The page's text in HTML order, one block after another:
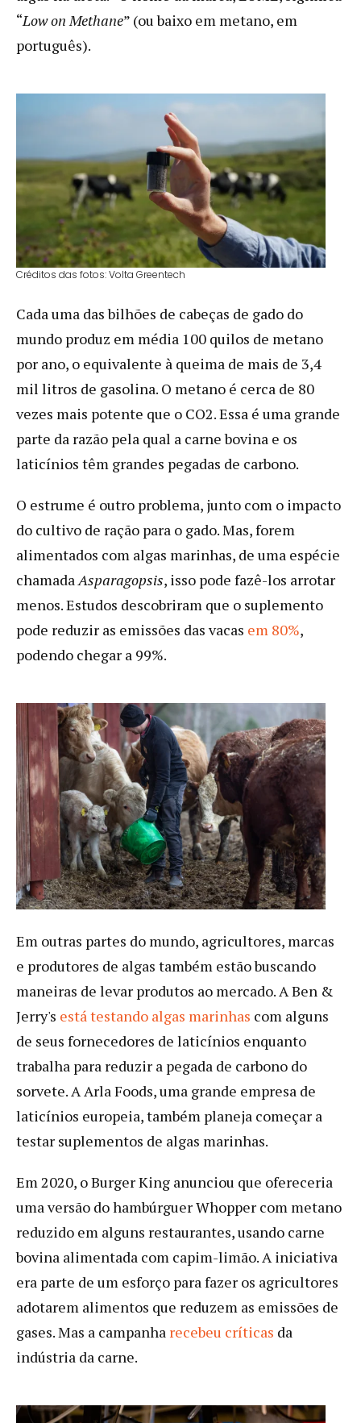
“Low on Methane” (ou baixo em metano, em
português).
Créditos das fotos: Volta Greentech
Cada uma das bilhões de cabeças de gado do
mundo produz em média 100 quilos de metano
por ano, o equivalente à queima de mais de 3,4
mil litros de gasolina. O metano é cerca de 80
vezes mais potente que o CO2. Essa é uma grande
parte da razão pela qual a carne bovina e os
laticínios têm grandes pegadas de carbono.
O estrume é outro problema, junto com o impacto
do cultivo de ração para o gado. Mas, forem
alimentados com algas marinhas, de uma espécie
chamadaAsparagopsis, isso pode fazê-los arrotar
menos. Estudos descobriram que o suplemento
pode reduzir as emissões das vacas em 80%,
podendo chegar a 99%.
Em outras partes do mundo, agricultores, marcas
e produtores de algas também estão buscando
maneiras de levar produtos ao mercado. A Ben &
Jerry's está testando algas marinhas com alguns
de seus fornecedores de laticínios enquanto
trabalha para reduzir a pegada de carbono do
sorvete. A Arla Foods, uma grande empresa de
laticínios europeia, também planeja começar a
testar suplementos de algas marinhas.
Em 2020, o Burger King anunciou que ofereceria
uma versão do hambúrguer Whopper com metano
reduzido em alguns restaurantes, usando carne
bovina alimentada com capim-limão. A iniciativa
era parte de um esforço para fazer os agricultores
adotarem alimentos que reduzem as emissões de
gases. Mas a campanha recebeu críticas da
indústria da carne.